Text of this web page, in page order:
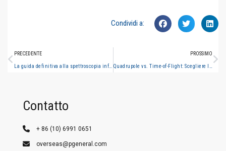
Condividi a:
PRECEDENTE PROSSIMO
Contatto
+ 86 (10) 6991 0651
overseas@pgeneral.com